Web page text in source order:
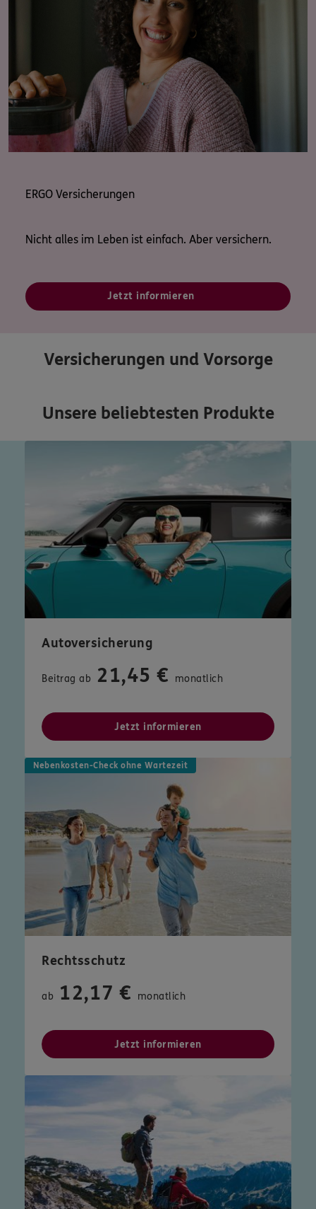
ERGO Versicherungen
Nicht alles im Leben ist einfach. Aber versichern.
Jetzt informieren
Versicherungen und Vorsorge
Unsere beliebtesten Produkte
Autoversicherung
Beitrag ab 21,45 € monatlich
Jetzt informieren
Nebenkosten-Check ohne Wartezeit
Rechtsschutz
ab 12,17 € monatlich
Jetzt informieren